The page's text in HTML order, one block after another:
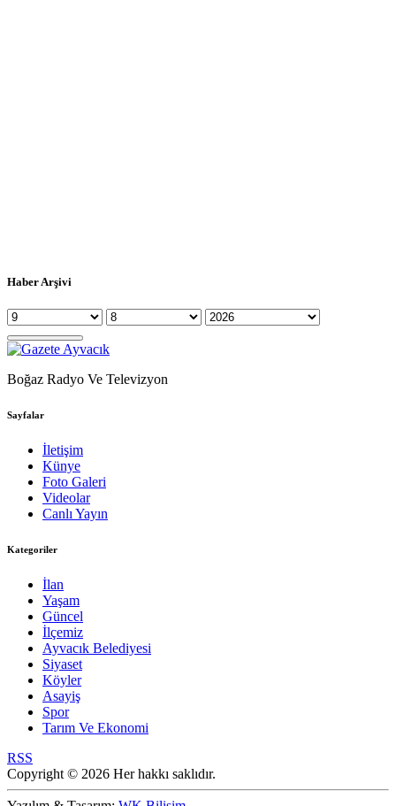
Haber Arşivi
Boğaz Radyo Ve Televizyon
Sayfalar
İletişim
Künye
Foto Galeri
Videolar
Canlı Yayın
Kategoriler
İlan
Yaşam
Güncel
İlçemiz
Ayvacık Belediyesi
Siyaset
Köyler
Asayiş
Spor
Tarım Ve Ekonomi
RSS
Copyright © 2026 Her hakkı saklıdır.